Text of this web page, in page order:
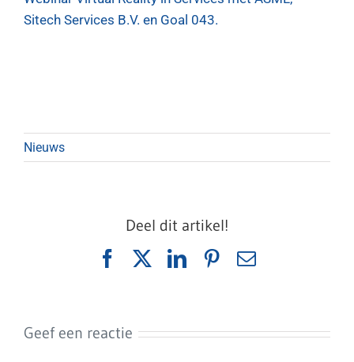
Sitech Services B.V. en Goal 043.
Nieuws
Deel dit artikel!
FacebookLinkedIn
Pinterest
E-
Geef een reactie